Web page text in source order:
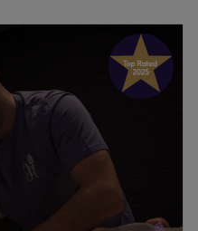
Gesloten
19:00
19:00
10:00
19:00
10:00
–
est un institut où
complète de soins